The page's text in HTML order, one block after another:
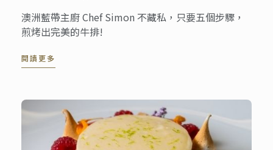
澳洲藍帶主廚 Chef Simon 不藏私，只要五個步驟，
煎烤出完美的牛排!
閱讀更多